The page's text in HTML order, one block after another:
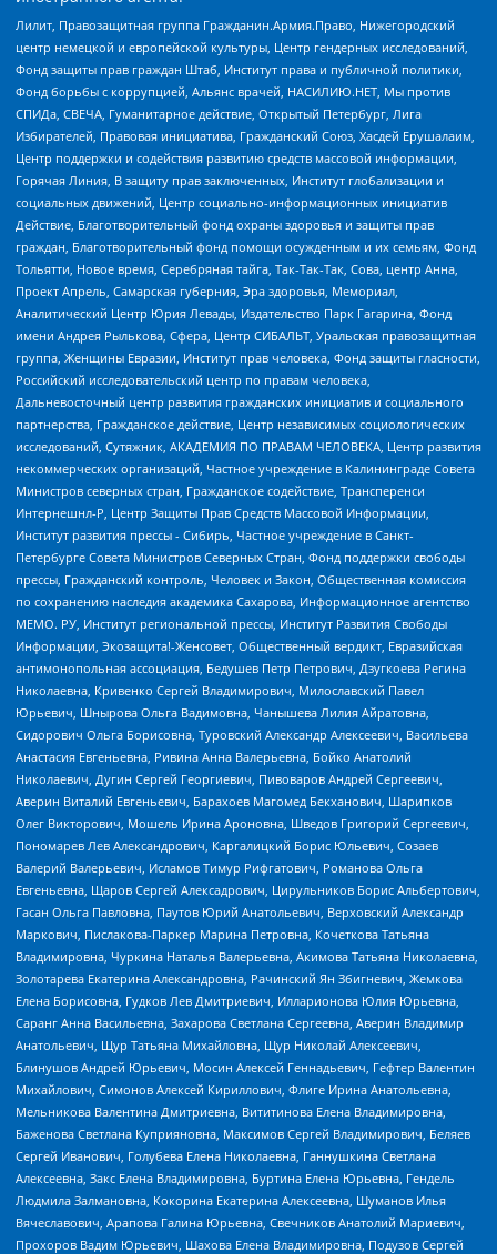
Лилит, Правозащитная группа Гражданин.Армия.Право, Нижегородский
центр немецкой и европейской культуры, Центр гендерных исследований,
Фонд защиты прав граждан Штаб, Институт права и публичной политики,
Фонд борьбы с коррупцией, Альянс врачей, НАСИЛИЮ.НЕТ, Мы против
СПИДа, СВЕЧА, Гуманитарное действие, Открытый Петербург, Лига
Избирателей, Правовая инициатива, Гражданский Союз, Хасдей Ерушалаим,
Центр поддержки и содействия развитию средств массовой информации,
Горячая Линия, В защиту прав заключенных, Институт глобализации и
социальных движений, Центр социально-информационных инициатив
Действие, Благотворительный фонд охраны здоровья и защиты прав
граждан, Благотворительный фонд помощи осужденным и их семьям, Фонд
Тольятти, Новое время, Серебряная тайга, Так-Так-Так, Сова, центр Анна,
Проект Апрель, Самарская губерния, Эра здоровья, Мемориал,
Аналитический Центр Юрия Левады, Издательство Парк Гагарина, Фонд
имени Андрея Рылькова, Сфера, Центр СИБАЛЬТ, Уральская правозащитная
группа, Женщины Евразии, Институт прав человека, Фонд защиты гласности,
Российский исследовательский центр по правам человека,
Дальневосточный центр развития гражданских инициатив и социального
партнерства, Гражданское действие, Центр независимых социологических
исследований, Сутяжник, АКАДЕМИЯ ПО ПРАВАМ ЧЕЛОВЕКА, Центр развития
некоммерческих организаций, Частное учреждение в Калининграде Совета
Министров северных стран, Гражданское содействие, Трансперенси
Интернешнл-Р, Центр Защиты Прав Средств Массовой Информации,
Институт развития прессы - Сибирь, Частное учреждение в Санкт-
Петербурге Совета Министров Северных Стран, Фонд поддержки свободы
прессы, Гражданский контроль, Человек и Закон, Общественная комиссия
по сохранению наследия академика Сахарова, Информационное агентство
МЕМО. РУ, Институт региональной прессы, Институт Развития Свободы
Информации, Экозащита!-Женсовет, Общественный вердикт, Евразийская
антимонопольная ассоциация, Бедушев Петр Петрович, Дзугкоева Регина
Николаевна, Кривенко Сергей Владимирович, Милославский Павел
Юрьевич, Шнырова Ольга Вадимовна, Чанышева Лилия Айратовна,
Сидорович Ольга Борисовна, Туровский Александр Алексеевич, Васильева
Анастасия Евгеньевна, Ривина Анна Валерьевна, Бойко Анатолий
Николаевич, Дугин Сергей Георгиевич, Пивоваров Андрей Сергеевич,
Аверин Виталий Евгеньевич, Барахоев Магомед Бекханович, Шарипков
Олег Викторович, Мошель Ирина Ароновна, Шведов Григорий Сергеевич,
Пономарев Лев Александрович, Каргалицкий Борис Юльевич, Созаев
Валерий Валерьевич, Исламов Тимур Рифгатович, Романова Ольга
Евгеньевна, Щаров Сергей Алексадрович, Цирульников Борис Альбертович,
Гасан Ольга Павловна, Паутов Юрий Анатольевич, Верховский Александр
Маркович, Пислакова-Паркер Марина Петровна, Кочеткова Татьяна
Владимировна, Чуркина Наталья Валерьевна, Акимова Татьяна Николаевна,
Золотарева Екатерина Александровна, Рачинский Ян Збигневич, Жемкова
Елена Борисовна, Гудков Лев Дмитриевич, Илларионова Юлия Юрьевна,
Саранг Анна Васильевна, Захарова Светлана Сергеевна, Аверин Владимир
Анатольевич, Щур Татьяна Михайловна, Щур Николай Алексеевич,
Блинушов Андрей Юрьевич, Мосин Алексей Геннадьевич, Гефтер Валентин
Михайлович, Симонов Алексей Кириллович, Флиге Ирина Анатольевна,
Мельникова Валентина Дмитриевна, Вититинова Елена Владимировна,
Баженова Светлана Куприяновна, Максимов Сергей Владимирович, Беляев
Сергей Иванович, Голубева Елена Николаевна, Ганнушкина Светлана
Алексеевна, Закс Елена Владимировна, Буртина Елена Юрьевна, Гендель
Людмила Залмановна, Кокорина Екатерина Алексеевна, Шуманов Илья
Вячеславович, Арапова Галина Юрьевна, Свечников Анатолий Мариевич,
Прохоров Вадим Юрьевич, Шахова Елена Владимировна, Подузов Сергей